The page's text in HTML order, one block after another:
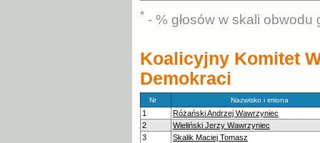
* - % głosów w skali obwodu
Koalicyjny Komitet
Demokraci
Nr Nazwisko i imiona
1
Różański Andrzej Wawrzyniec
2
Wieliński Jerzy Wawrzyniec
3
Skalik Maciej Tomasz